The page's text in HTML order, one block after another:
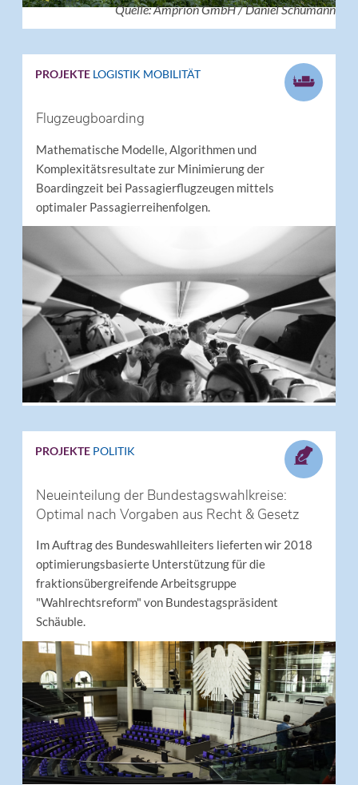
Quelle: Amprion GmbH / Daniel Schumann
PROJEKTE LOGISTIK MOBILITÄT
Flugzeugboarding
Mathematische Modelle, Algorithmen und
Komplexitätsresultate zur Minimierung der
Boardingzeit bei Passagierflugzeugen mittels
optimaler Passagierreihenfolgen.
PROJEKTE POLITIK
Neueinteilung der Bundestagswahlkreise:
Optimal nach Vorgaben aus Recht & Gesetz
Im Auftrag des Bundeswahlleiters lieferten wir 2018
optimierungsbasierte Unterstützung für die
fraktionsübergreifende Arbeitsgruppe
"Wahlrechtsreform" von Bundestagspräsident
Schäuble.